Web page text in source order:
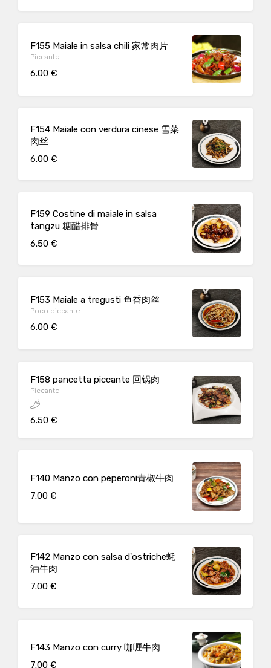
F155 Maiale in salsa chili 家常肉片
Piccante
6.00 €
F154 Maiale con verdura cinese 雪菜
肉丝
6.00 €
F159 Costine di maiale in salsa
tangzu 糖醋排骨
6.50 €
F153 Maiale a tregusti 鱼香肉丝
Poco piccante
6.00 €
F158 pancetta piccante 回锅肉
Piccante
6.50 €
F140 Manzo con peperoni青椒牛肉
7.00 €
F142 Manzo con salsa d'ostriche蚝
油牛肉
7.00 €
F143 Manzo con curry 咖喱牛肉
7.00 €